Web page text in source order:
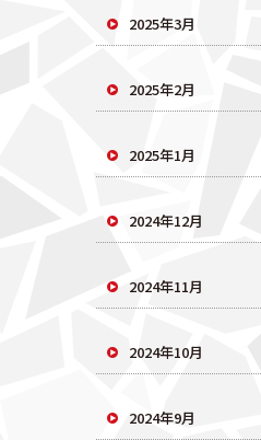
2025年3月
2025年2月
2025年1月
2024年12月
2024年11月
2024年10月
2024年9月